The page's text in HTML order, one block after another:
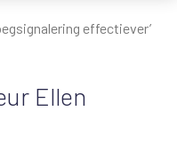
effectiever’
Ellen